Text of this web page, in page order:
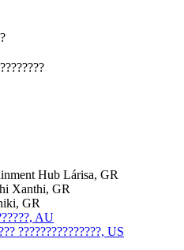
Hub Lárisa, GR
Xanthi, GR
GR
AU
???????????????, US